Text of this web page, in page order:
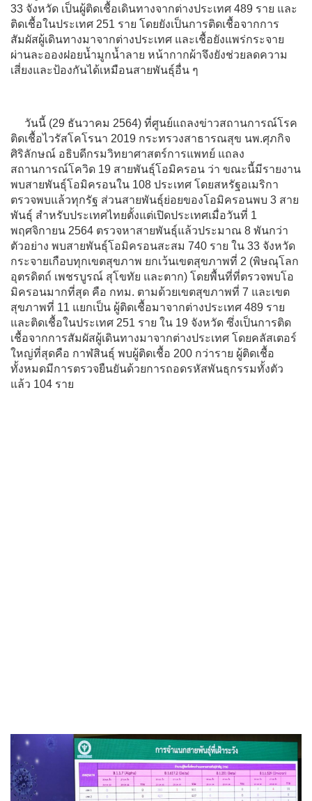
33 จังหวัด เป็นผู้ติดเชื้อเดินทางจากต่างประเทศ 489 ราย และ
ติดเชื้อในประเทศ 251 ราย โดยยังเป็นการติดเชื้อจากการ
สัมผัสผู้เดินทางมาจากต่างประเทศ และเชื้อยังแพร่กระจาย
ผ่านละอองฝอยน้ำมูกน้ำลาย หน้ากากผ้าจึงยังช่วยลดความ
เสี่ยงและป้องกันได้เหมือนสายพันธุ์อื่น ๆ
วันนี้ (29 ธันวาคม 2564) ที่ศูนย์แถลงข่าวสถานการณ์โรค
ติดเชื้อไวรัสโคโรนา 2019 กระทรวงสาธารณสุข นพ.ศุภกิจ
ศิริลักษณ์ อธิบดีกรมวิทยาศาสตร์การแพทย์ แถลง
สถานการณ์โควิด 19 สายพันธุ์โอมิครอน ว่า ขณะนี้มีรายงาน
พบสายพันธุ์โอมิครอนใน 108 ประเทศ โดยสหรัฐอเมริกา
ตรวจพบแล้วทุกรัฐ ส่วนสายพันธุ์ย่อยของโอมิครอนพบ 3 สาย
พันธุ์ สำหรับประเทศไทยตั้งแต่เปิดประเทศเมื่อวันที่ 1
พฤศจิกายน 2564 ตรวจหาสายพันธุ์แล้วประมาณ 8 พันกว่า
ตัวอย่าง พบสายพันธุ์โอมิครอนสะสม 740 ราย ใน 33 จังหวัด
กระจายเกือบทุกเขตสุขภาพ ยกเว้นเขตสุขภาพที่ 2 (พิษณุโลก
อุตรดิตถ์ เพชรบูรณ์ สุโขทัย และตาก) โดยพื้นที่ที่ตรวจพบโอ
มิครอนมากที่สุด คือ กทม. ตามด้วยเขตสุขภาพที่ 7 และเขต
สุขภาพที่ 11 แยกเป็น ผู้ติดเชื้อมาจากต่างประเทศ 489 ราย
และติดเชื้อในประเทศ 251 ราย ใน 19 จังหวัด ซึ่งเป็นการติด
เชื้อจากการสัมผัสผู้เดินทางมาจากต่างประเทศ โดยคลัสเตอร์
ใหญ่ที่สุดคือ กาฬสินธุ์ พบผู้ติดเชื้อ 200 กว่าราย ผู้ติดเชื้อ
ทั้งหมดมีการตรวจยืนยันด้วยการถอดรหัสพันธุกรรมทั้งตัว
แล้ว 104 ราย